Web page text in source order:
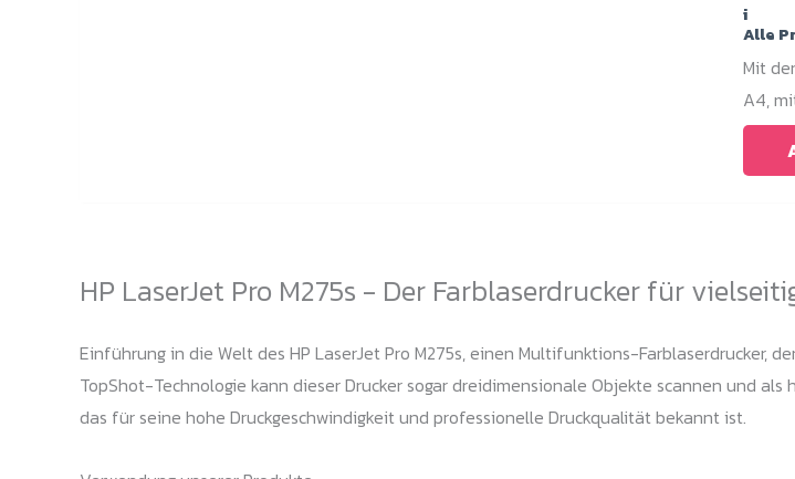
i
Alle
Mit
A4,
HP LaserJet Pro M275s - Der Farblaserdrucker für
Einführung in die Welt des HP LaserJet Pro M275s, einen Multifunktions-Farblaserdrucker,
TopShot-Technologie kann dieser Drucker sogar dreidimensionale Objekte scannen und
das für seine hohe Druckgeschwindigkeit und professionelle Druckqualität bekannt ist.